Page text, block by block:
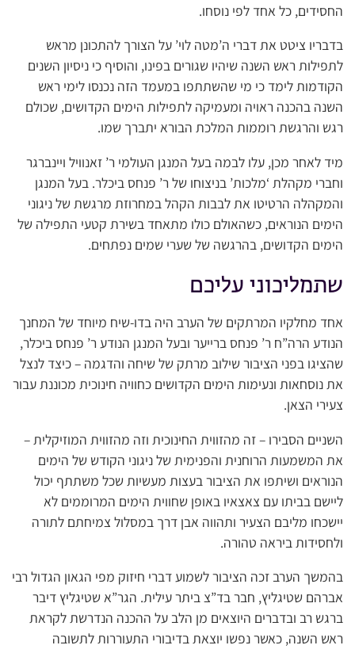
החסידים, כל אחד לפי נוסחו.
בדבריו ציטט את דברי ה’מטה לוי’ על הצורך להתכונן מראש
לתפילות ראש השנה שיהיו שגורים בפינו, והוסיף כי ניסיון השנים
הקודמות לימד כי מי שהשתתפו במעמד הזה נכנסו לימי ראש
השנה בהכנה ראויה ומעמיקה לתפילות הימים הקדושים, שכולם
רגש והרגשת רוממות המלכת הבורא יתברך שמו.
מיד לאחר מכן, עלו לבמה בעל המנגן העולמי ר’ זאנוויל ויינברגר
וחברי מקהלת ‘מלכות’ בניצוחו של ר’ פנחס ביכלר. בעל המנגן
והמקהלה הרטיטו את לבבות הקהל במחרוזת מרגשת של ניגוני
הימים הנוראים, כשהאולם כולו מתאחד בשירת קטעי התפילה של
הימים הקדושים, בהרגשה של שערי שמים נפתחים.
שתמליכוני עליכם
אחד מחלקיו המרתקים של הערב היה בדו-שיח מיוחד של המחנך
הנודע הרה”ח ר’ פנחס ברייער ובעל המנגן הנודע ר’ פנחס ביכלר,
שהציגו בפני הציבור שילוב מרתק של שיחה והדגמה – כיצד לנצל
את נוסחאות ונעימות הימים הקדושים כחוויה חינוכית מכוננת עבור
צעירי הצאן.
השניים הסבירו – זה מהזווית החינוכית וזה מהזווית המוזיקלית –
את המשמעות הרוחנית והפנימית של ניגוני הקודש של הימים
הנוראים ושיתפו את הציבור בעצות מעשיות שכל משתתף יכול
ליישם בביתו עם צאצאיו באופן שחווית הימים המרוממים לא
יישכחו מליבם הצעיר ותהווה אבן דרך במסלול צמיחתם לתורה
ולחסידות ביראה טהורה.
בהמשך הערב זכה הציבור לשמוע דברי חיזוק מפי הגאון הגדול רבי
אברהם שטיגליץ, חבר בד”צ ביתר עילית. הגר”א שטיגליץ דיבר
ברגש רב ובדברים היוצאים מן הלב על ההכנה הנדרשת לקראת
ראש השנה, כאשר נפשו יוצאת בדיבורי התעוררות לתשובה